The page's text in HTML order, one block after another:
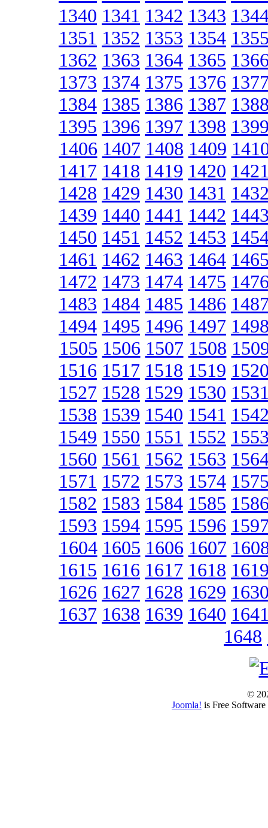
1340 1341 1342 1343
1351 1352 1353 1354
1362 1363 1364 1365
1373 1374 1375 1376
1384 1385 1386 1387
1395 1396 1397 1398
1406 1407 1408 1409
1417 1418 1419 1420
1428 1429 1430 1431
1439 1440 1441 1442
1450 1451 1452 1453
1461 1462 1463 1464
1472 1473 1474 1475
1483 1484 1485 1486
1494 1495 1496 1497
1505 1506 1507 1508
1516 1517 1518 1519
1527 1528 1529 1530
1538 1539 1540 1541
1549 1550 1551 1552
1560 1561 1562 1563
1571 1572 1573 1574
1582 1583 1584 1585
1593 1594 1595 1596
1604 1605 1606 1607
1615 1616 1617 1618
1626 1627 1628 1629
1637 1638 1639 1640
1648
©
Joomla! is Free